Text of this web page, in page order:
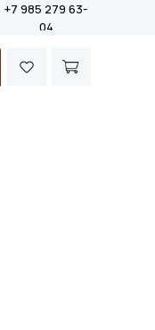
+7 985 279 63-
04